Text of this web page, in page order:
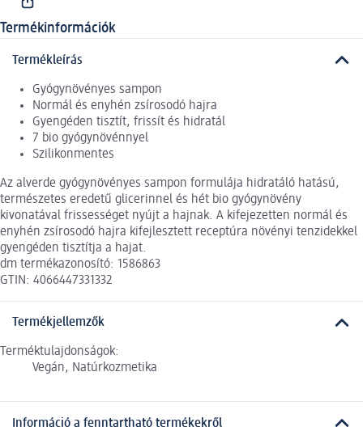
Termékinformációk
Termékleírás
Gyógynövényes sampon
Normál és enyhén zsírosodó hajra
Gyengéden tisztít, frissít és hidratál
7 bio gyógynövénnyel
Szilikonmentes
Az alverde gyógynövényes sampon formulája hidratáló hatású,
természetes eredetű glicerinnel és hét bio gyógynövény
kivonatával frissességet nyújt a hajnak. A kifejezetten normál és
enyhén zsírosodó hajra kifejlesztett receptúra növényi tenzidekkel
gyengéden tisztítja a hajat.
dm termékazonosító: 1586863
GTIN: 4066447331332
Termékjellemzők
Terméktulajdonságok:
Vegán, Natúrkozmetika
Információ a fenntartható termékekről